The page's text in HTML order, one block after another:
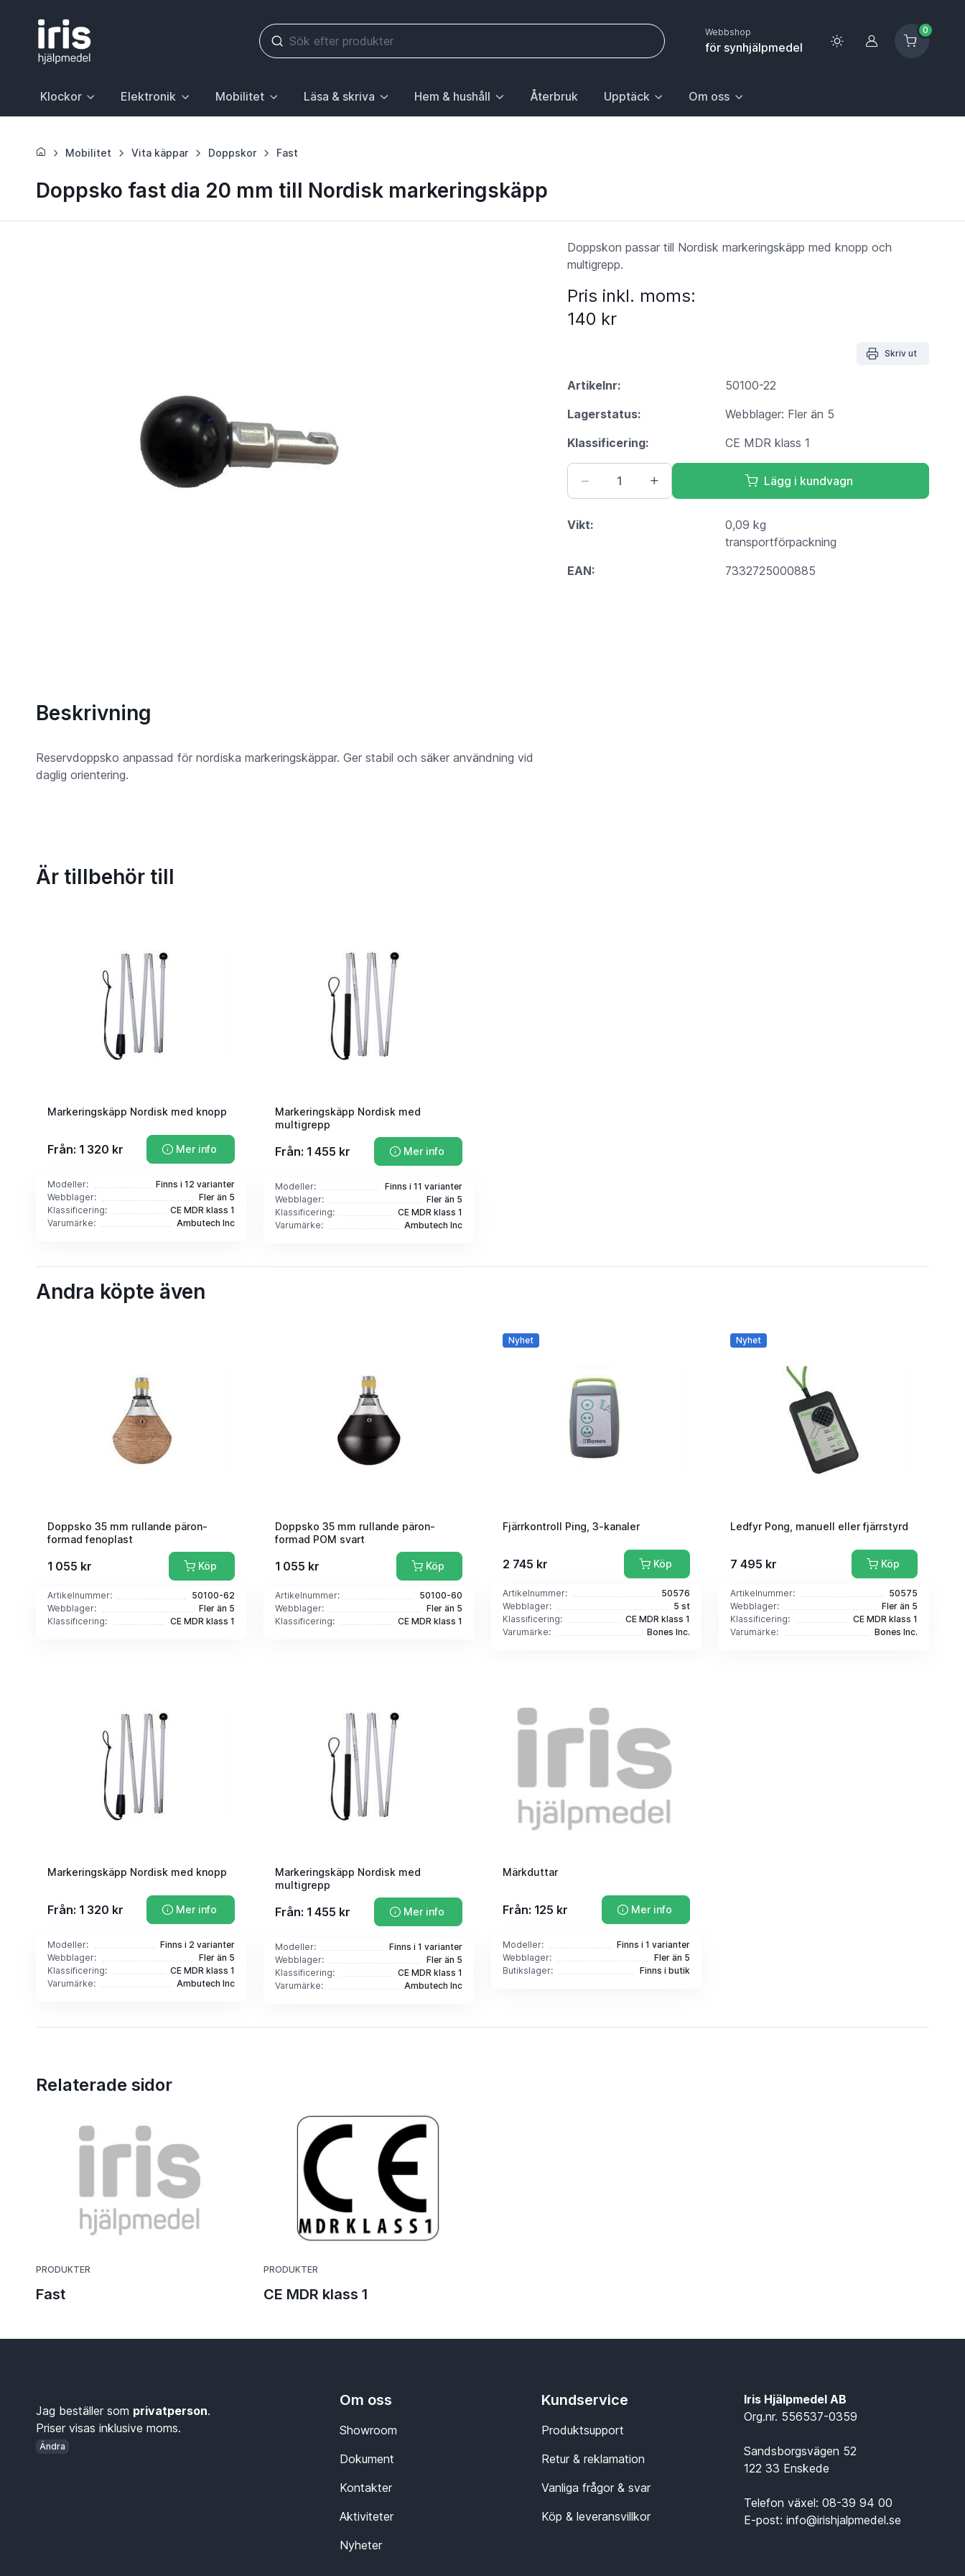
Webbshop
för synhjälpmedel Logga in
0
Klockor
Huvudrubrik med undermeny. För att gå till sidan Klockor, välj första posten: Gå till sida.
Elektronik
Huvudrubrik med undermeny. För att gå till sidan Elektronik, välj första posten: Gå till sida.
Mobilitet
Huvudrubrik med undermeny. För att gå till sidan Mobilitet, välj första posten: Gå till sida.
Läsa & skriva
Huvudrubrik med undermeny. För att gå till sidan Läsa & skriva, välj första posten: Gå till sida.
Hem & hushåll
Huvudrubrik med undermeny. För att gå till sidan Hem & hushåll, välj första posten: Gå till sida.
Återbruk
Upptäck
Huvudrubrik med undermeny. För att gå till sidan Upptäck, välj första
Om oss
Huvudrubrik med undermeny. För att gå till sidan Om
Mobilitet Vita käppar Doppskor Fast
Doppsko fast dia 20 mm till Nordisk markeringskäpp
Doppskon passar till Nordisk markeringskäpp med knopp och
multigrepp.
Pris inkl. moms:
140 kr
Skriv ut
Artikelnr:
50100-22
Lagerstatus:
Webblager: Fler än 5
Klassificering:
CE MDR klass 1
Lägg i kundvagn
Vikt:
0,09 kg
transportförpackning
EAN:
7332725000885
Beskrivning
Reservdoppsko anpassad för nordiska markeringskäppar. Ger stabil och säker användning vid
daglig orientering.
Är tillbehör till
Markeringskäpp Nordisk med knopp
Från: 1 320 kr Mer info
Modeller:
Finns i 12 varianter
Webblager:
Fler än 5
Klassificering:
CE MDR klass 1
Varumärke:
Ambutech Inc
Markeringskäpp Nordisk med
multigrepp
Från: 1 455 kr Mer info
Modeller:
Finns i 11 varianter
Webblager:
Fler än 5
Klassificering:
CE MDR klass 1
Varumärke:
Ambutech Inc
Andra köpte även
Doppsko 35 mm rullande päron-
formad fenoplast
1 055 kr Köp
Artikelnummer:
50100-62
Webblager:
Fler än 5
Klassificering:
CE MDR klass 1
Doppsko 35 mm rullande päron-
formad POM svart
1 055 kr Köp
Artikelnummer:
50100-60
Webblager:
Fler än 5
Klassificering:
CE MDR klass 1
Nyhet
Fjärrkontroll Ping, 3-kanaler
2 745 kr Köp
Artikelnummer:
50576
Webblager:
5 st
Klassificering:
CE MDR klass 1
Varumärke:
Bones Inc.
Nyhet
Ledfyr Pong, manuell eller fjärrstyrd
7 495 kr Köp
Artikelnummer:
50575
Webblager:
Fler än 5
Klassificering:
CE MDR klass 1
Varumärke:
Bones Inc.
Markeringskäpp Nordisk med knopp
Från: 1 320 kr Mer info
Modeller:
Finns i 2 varianter
Webblager:
Fler än 5
Klassificering:
CE MDR klass 1
Varumärke:
Ambutech Inc
Markeringskäpp Nordisk med
multigrepp
Från: 1 455 kr Mer info
Modeller:
Finns i 1 varianter
Webblager:
Fler än 5
Klassificering:
CE MDR klass 1
Varumärke:
Ambutech Inc
Märkduttar
Från: 125 kr Mer info
Modeller:
Finns i 1 varianter
Webblager:
Fler än 5
Butikslager:
Finns i butik
Relaterade sidor
PRODUKTER
Fast
PRODUKTER
CE MDR klass 1
Jag beställer som privatperson.
Priser visas inklusive moms.
Ändra
Om oss
Showroom
Dokument
Kontakter
Aktiviteter
Nyheter
Kundservice
Produktsupport
Retur & reklamation
Vanliga frågor & svar
Köp & leveransvillkor
Iris Hjälpmedel AB
Org.nr. 556537-0359
Sandsborgsvägen 52
122 33 Enskede
Telefon växel:08-39 94 00
E-post:info@irishjalpmedel.se